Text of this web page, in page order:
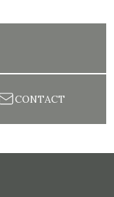
CONTACT